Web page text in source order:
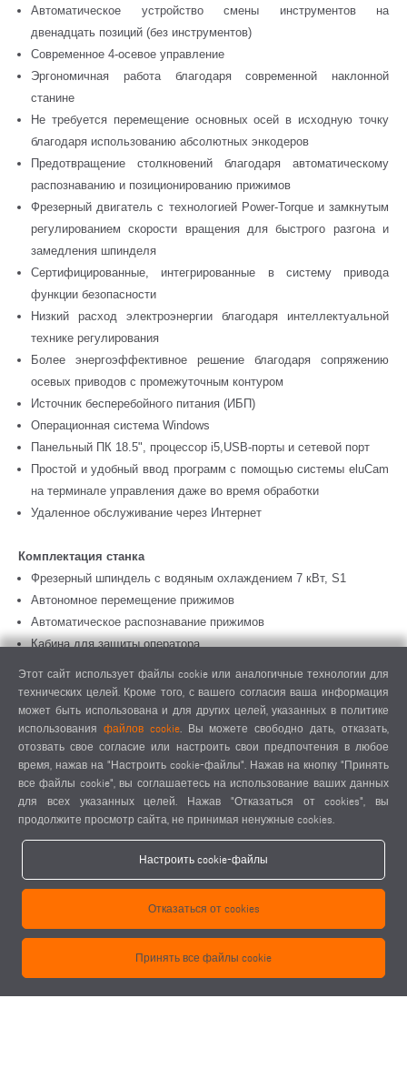
Автоматическое устройство смены инструментов на
двенадцать позиций (без инструментов)
Современное 4-осевое управление
Эргономичная работа благодаря современной наклонной
станине
Не требуется перемещение основных осей в исходную точку
благодаря использованию абсолютных энкодеров
Предотвращение столкновений благодаря автоматическому
распознаванию и позиционированию прижимов
Фрезерный двигатель с технологией Power-Torque и замкнутым
регулированием скорости вращения для быстрого разгона и
замедления шпинделя
Сертифицированные, интегрированные в систему привода
функции безопасности
Низкий расход электроэнергии благодаря интеллектуальной
технике регулирования
Более энергоэффективное решение благодаря сопряжению
осевых приводов с промежуточным контуром
Источник бесперебойного питания (ИБП)
Операционная система Windows
Панельный ПК 18.5", процессор i5,USB-порты и сетевой порт
Простой и удобный ввод программ с помощью системы eluCam
на терминале управления даже во время обработки
Удаленное обслуживание через Интернет
Комплектация станка
Фрезерный шпиндель с водяным охлаждением 7 кВт, S1
Автономное перемещение прижимов
Автоматическое распознавание прижимов
Кабина для защиты оператора
Четыре горизонтальных пневматических прижимных устройства
для материала
Один упор материала слева
Патрон для инструментов HSK-F63
Удаление стружки через поддоны для стружки
Система минимальной смазки
Высокоэффективная СОЖ
Пульт ручного управления
Глубиномер
Опции
Патроны для инструментов
Дополнительный упор для обработки изделий избыточной
длины слева
Этот сайт использует файлы cookie или аналогичные технологии для
технических целей. Кроме того, с вашего согласия ваша информация
может быть использована и для других целей, указанных в политике
использования файлов cookie. Вы можете свободно дать, отказать,
отозвать свое согласие или настроить свои предпочтения в любое
время, нажав на "Настроить cookie-файлы". Нажав на кнопку "Принять
все файлы cookie", вы соглашаетесь на использование ваших данных
для всех указанных целей. Нажав "Отказаться от cookies", вы
продолжите просмотр сайта, не принимая ненужные cookies.
Настроить cookie-файлы
Отказаться от cookies
Принять все файлы cookie